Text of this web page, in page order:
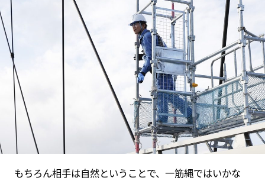
もちろん相手は自然ということで、一筋縄ではいかな